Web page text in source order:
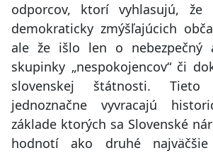
odporcov, ktorí vyhlasujú, že
demokraticky zmýšľajúcich
ale že išlo len o nebezpečný
skupinky „nespokojencov“ či
slovenskej štátnosti.
jednoznačne vyvracajú
základe ktorých sa Slovenské
hodnotí ako druhé najväčšie